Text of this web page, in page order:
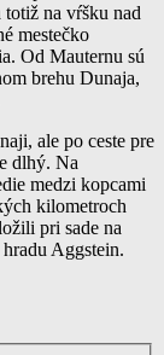
na vŕšku nad
mestečko
Od Mauternu sú
brehu Dunaja,
ale po ceste pre
dlhý. Na
medzi kopcami
kilometroch
pri sade na
Aggstein.